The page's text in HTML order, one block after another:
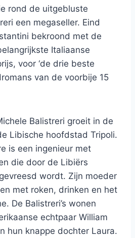
rond de uitgebluste
een megaseller. Eind
bekroond met de
Italiaanse
voor ‘de drie beste
van de voorbije 15
Balistreri groeit in de
Libische hoofdstad Tripoli.
is een ingenieur met
die door de Libiërs
wordt. Zijn moeder
met roken, drinken en het
De Balistreri’s wonen
echtpaar William
hun knappe dochter Laura.